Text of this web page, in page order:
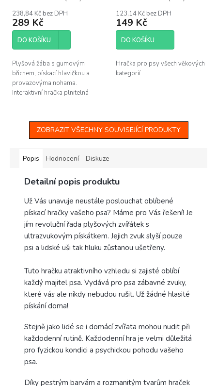
238,84 Kč bez DPH
289 Kč
DO KOŠÍKU
Plyšová žába s gumovým
břichem, pískací hlavičkou a
provazovýma nohama.
Interaktivní hračka plnitelná
19 cm.
123,14 Kč bez DPH
149 Kč
DO KOŠÍKU
Hračka pro psy všech věkových
kategorií.
ZOBRAZIT VŠECHNY SOUVISEJÍCÍ PRODUKTY
Popis Hodnocení Diskuze
Detailní popis produktu
Už Vás unavuje neustále poslouchat oblíbené
pískací hračky vašeho psa? Máme pro Vás řešení! Je
jím revoluční řada plyšových zvířátek s
ultrazvukovým pískátkem. Jejich zvuk slyší pouze
psi a lidské uši tak hluku zůstanou ušetřeny.
Tuto hračku atraktivního vzhledu si zajisté oblíbí
každý majitel psa. Vydává pro psa zábavné zvuky,
které vás ale nikdy nebudou rušit. Už žádné hlasité
pískání doma!
Stejně jako lidé se i domácí zvířata mohou nudit při
každodenní rutině. Každodenní hra je velmi důležitá
pro fyzickou kondici a psychickou pohodu vašeho
psa.
Díky pestrým barvám a rozmanitým tvarům hraček